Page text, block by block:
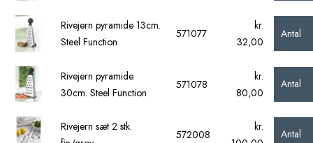
Rivejern pyramide 13cm.
Steel Function
571077
kr.
32,00
Antal
Rivejern pyramide
30cm. Steel Function
571078
kr.
80,00
Antal
Rivejern sæt 2 stk.
572008
kr.
Antal